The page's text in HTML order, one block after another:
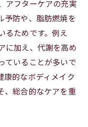
アフターケアの充実
予防や、脂肪燃焼を
るためです。例え
に加え、代謝を高め
ていることが多いで
康的なボディメイク
、総合的なケアを重